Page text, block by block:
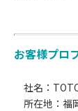
お客様プロ
社名：
所在地：福